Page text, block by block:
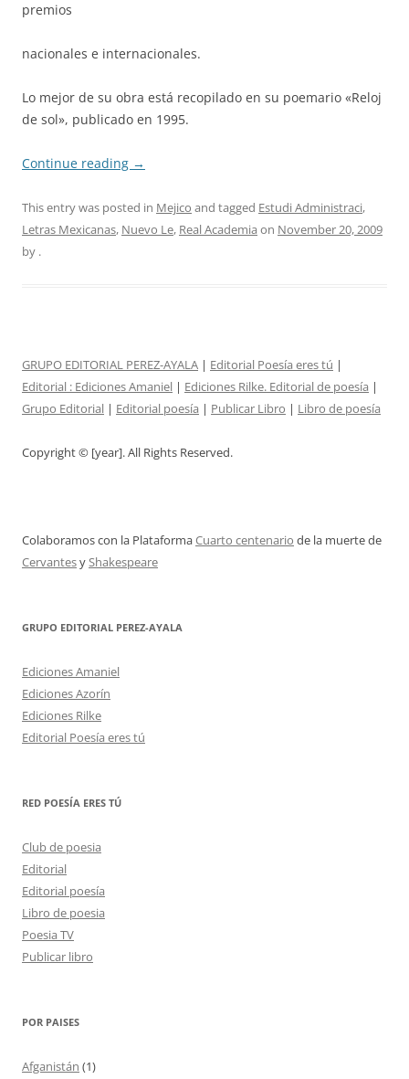
premios
nacionales e internacionales.
Lo mejor de su obra está recopilado en su poemario «Reloj
de sol», publicado en 1995.
Continue reading →
This entry was posted in Mejico and tagged Estudi Administraci,
Letras Mexicanas, Nuevo Le, Real Academia on November 20, 2009
by .
GRUPO EDITORIAL PEREZ-AYALA | Editorial Poesía eres tú |
Editorial : Ediciones Amaniel | Ediciones Rilke. Editorial de poesía |
Grupo Editorial | Editorial poesía | Publicar Libro | Libro de poesía
Copyright © [year]. All Rights Reserved.
Colaboramos con la PlataformaCuarto centenario de la muerte de
CervantesyShakespeare
GRUPO EDITORIAL PEREZ-AYALA
Ediciones Amaniel
Ediciones Azorín
Ediciones Rilke
Editorial Poesía eres tú
RED POESÍA ERES TÚ
Club de poesia
Editorial
Editorial poesía
Libro de poesia
Poesia TV
Publicar libro
POR PAISES
Afganistán (1)